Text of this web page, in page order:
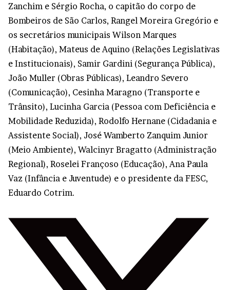
Zanchim e Sérgio Rocha, o capitão do corpo de
Bombeiros de São Carlos, Rangel Moreira Gregório e
os secretários municipais Wilson Marques
(Habitação), Mateus de Aquino (Relações Legislativas
e Institucionais), Samir Gardini (Segurança Pública),
João Muller (Obras Públicas), Leandro Severo
(Comunicação), Cesinha Maragno (Transporte e
Trânsito), Lucinha Garcia (Pessoa com Deficiência e
Mobilidade Reduzida), Rodolfo Hernane (Cidadania e
Assistente Social), José Wamberto Zanquim Junior
(Meio Ambiente), Walcinyr Bragatto (Administração
Regional), Roselei Françoso (Educação), Ana Paula
Vaz (Infância e Juventude) e o presidente da FESC,
Eduardo Cotrim.